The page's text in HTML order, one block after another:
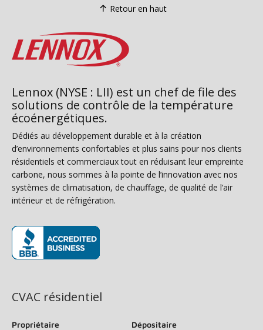
Retour en haut
Lennox (NYSE : LII) est un chef de file des
solutions de contrôle de la température
écoénergétiques.
Dédiés au développement durable et à la création
d’environnements confortables et plus sains pour nos clients
résidentiels et commerciaux tout en réduisant leur empreinte
carbone, nous sommes à la pointe de l’innovation avec nos
systèmes de climatisation, de chauffage, de qualité de l’air
intérieur et de réfrigération.
CVAC résidentiel
Propriétaire
Dépositaire